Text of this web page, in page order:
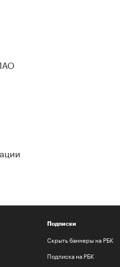
Подписки
Скрыть баннеры на РБК
Подписка на РБК